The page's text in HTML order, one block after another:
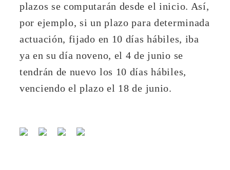
plazos se computarán desde el inicio. Así,
por ejemplo, si un plazo para determinada
actuación, fijado en 10 días hábiles, iba
ya en su día noveno, el 4 de junio se
tendrán de nuevo los 10 días hábiles,
venciendo el plazo el 18 de junio.